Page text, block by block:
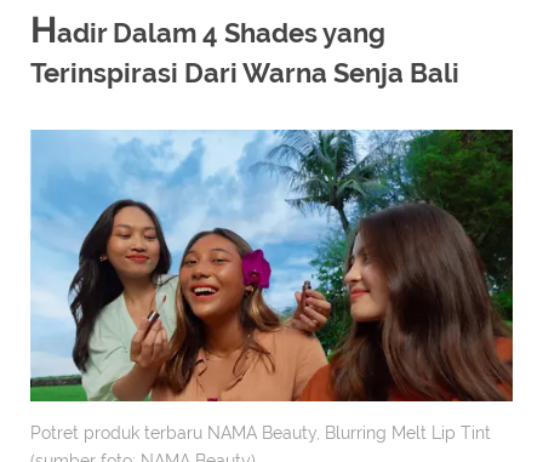
Hadir Dalam 4 Shades yang
Terinspirasi Dari Warna Senja Bali
Potret produk terbaru NAMA Beauty, Blurring Melt Lip Tint